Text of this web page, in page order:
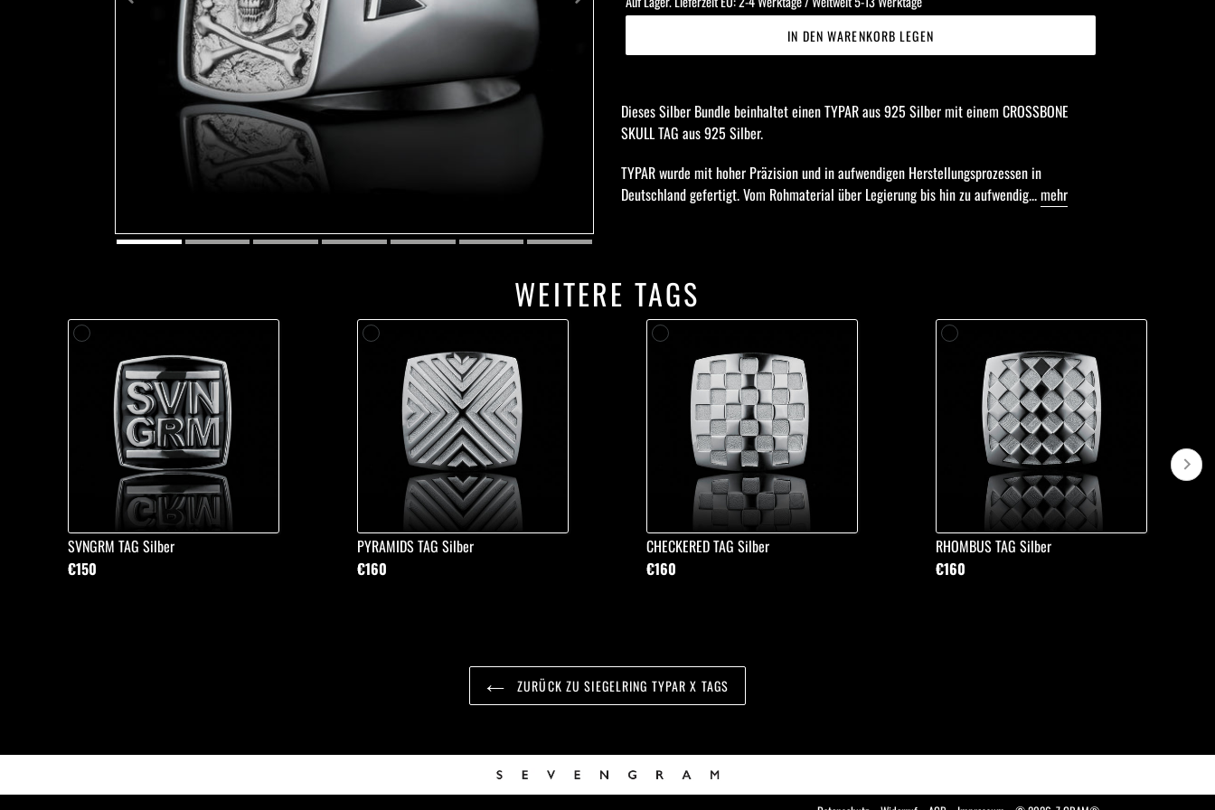
IN DEN WARENKORB LEGEN
wird
zum
hinzugefügt
Dieses Silber Bundle beinhaltet einen TYPARaus 925 Silbermit einem CROSSBONE
SKULL TAG aus 925 Silber.
TYPAR wurde mit hoher Präzision und in aufwendigen Herstellungsprozessen in
Deutschland gefertigt. Vom Rohmaterial über Legierung bis hin zu aufwendig...mehr
WEITERE TAGS
SVNGRM TAG Silber
€150
PYRAMIDS TAG Silber
€160
CHECKERED TAG Silber
€160
RHOMBUS TAG Silber
€160
ZURÜCK ZU SIEGELRING TYPAR X TAGS